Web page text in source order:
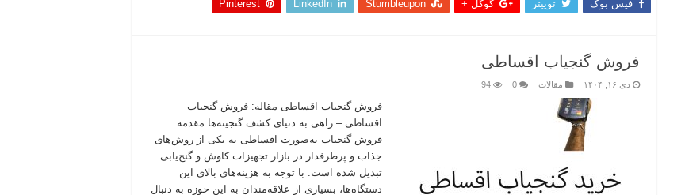
فیس بوک توییتر گوگل + Stumbleupon
LinkedIn
Pinterest
فروش گنجیاب اقساطی
دی ۱۶, ۱۴۰۴ مقالات 0
94
فروش گنجیاب اقساطی مقاله: فروش گنجیاب
اقساطی – راهی به دنیای کشف گنجینه‌ها مقدمه
فروش گنجیاب به‌صورت اقساطی به یکی از روش‌های
جذاب و پرطرفدار در بازار تجهیزات کاوش و گنج‌یابی
تبدیل شده است. با توجه به هزینه‌های بالای این
دستگاه‌ها، بسیاری از علاقه‌مندان به این حوزه به دنبال